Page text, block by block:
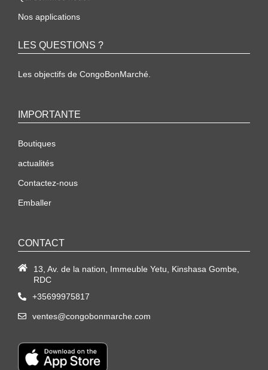
Nos applications
LES QUESTIONS ?
Les objectifs de CongoBonMarché.
IMPORTANTE
Boutiques
actualités
Contactez-nous
Emballer
CONTACT
13, Av. de la nation, Immeuble Yetu, Kinshasa Gombe,
RDC
+35699975817
ventes@congobonmarche.com